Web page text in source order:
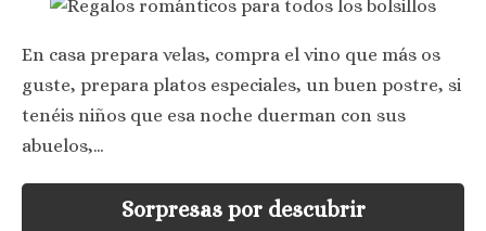
En casa prepara velas, compra el vino que más os
guste, prepara platos especiales, un buen postre, si
tenéis niños que esa noche duerman con sus
abuelos,…
Sorpresas por descubrir